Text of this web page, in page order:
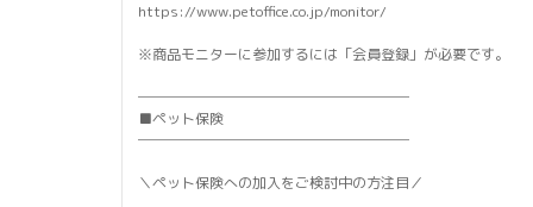
https://www.petoffice.co.jp/monitor/
※商品モニターに参加するには「会員登録」が必要です。
───────────────────
■ペット保険
───────────────────
＼ペット保険への加入をご検討中の方注目／